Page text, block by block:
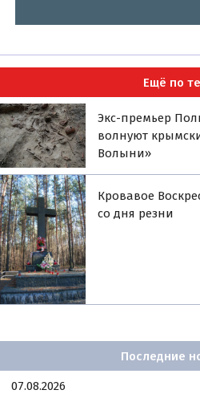
Ещё по
Экс-премьер
волнуют
Волыни»
Кровавое
со дня резни
Последние
07.08.2026